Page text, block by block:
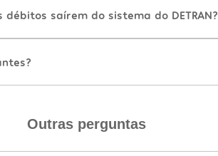
saírem do sistema do DETRAN?
Outras perguntas